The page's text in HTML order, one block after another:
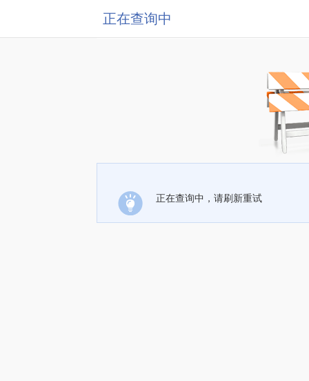
正在查询中
正在查询中，请刷新重试